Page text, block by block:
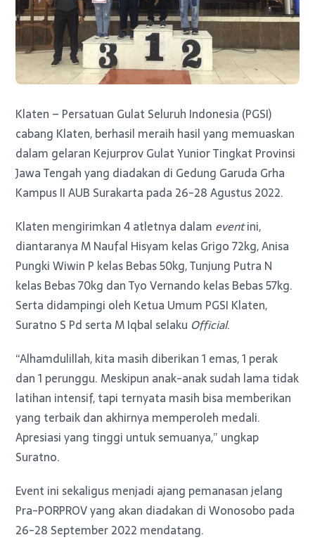
Klaten – Persatuan Gulat Seluruh Indonesia (PGSI)
cabang Klaten, berhasil meraih hasil yang memuaskan
dalam gelaran Kejurprov Gulat Yunior Tingkat Provinsi
Jawa Tengah yang diadakan di Gedung Garuda Grha
Kampus II AUB Surakarta pada 26-28 Agustus 2022.
Klaten mengirimkan 4 atletnya dalam eventini,
diantaranya M Naufal Hisyam kelas Grigo 72kg, Anisa
Pungki Wiwin P kelas Bebas 50kg, Tunjung Putra N
kelas Bebas 70kg dan Tyo Vernando kelas Bebas 57kg.
Serta didampingi oleh Ketua Umum PGSI Klaten,
Suratno S Pd serta M Iqbal selaku Official.
“Alhamdulillah, kita masih diberikan 1 emas, 1 perak
dan 1 perunggu. Meskipun anak-anak sudah lama tidak
latihan intensif, tapi ternyata masih bisa memberikan
yang terbaik dan akhirnya memperoleh medali.
Apresiasi yang tinggi untuk semuanya,” ungkap
Suratno.
Event ini sekaligus menjadi ajang pemanasan jelang
Pra-PORPROV yang akan diadakan di Wonosobo pada
26-28 September 2022 mendatang.